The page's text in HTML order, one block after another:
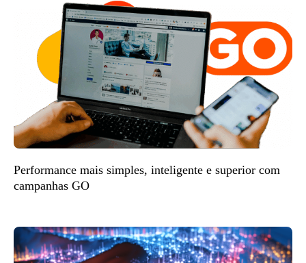
Performance mais simples, inteligente e superior com
campanhas GO